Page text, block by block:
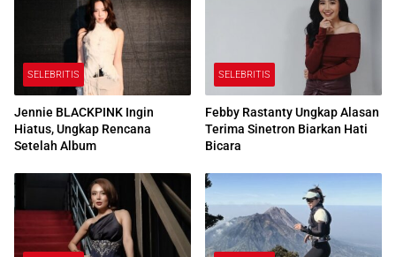
SELEBRITIS
Jennie BLACKPINK Ingin
Hiatus, Ungkap Rencana
Setelah Album
SELEBRITIS
Febby Rastanty Ungkap Alasan
Terima Sinetron Biarkan Hati
Bicara